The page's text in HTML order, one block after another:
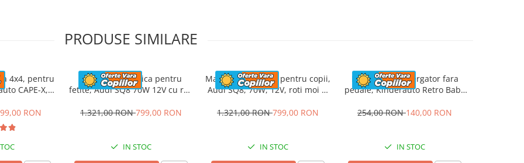
mm
PRODUSE SIMILARE
4x4, pentru
CAPE-X,
RON
Masinuta electrica pentru
fetite, Audi SQ8 70W 12V cu roti
telecomanda, roz
1.321,00 RON799,00 RON
IN STOC
Masinuta electrica pentru copii,
Audi SQ8, 70W, 12V, roti moi si
1.321,00 RON799,00 RON
IN STOC
Masinuta premergator fara
pedale, Kinderauto Retro Baby
254,00 RON140,00 RON
IN STOC